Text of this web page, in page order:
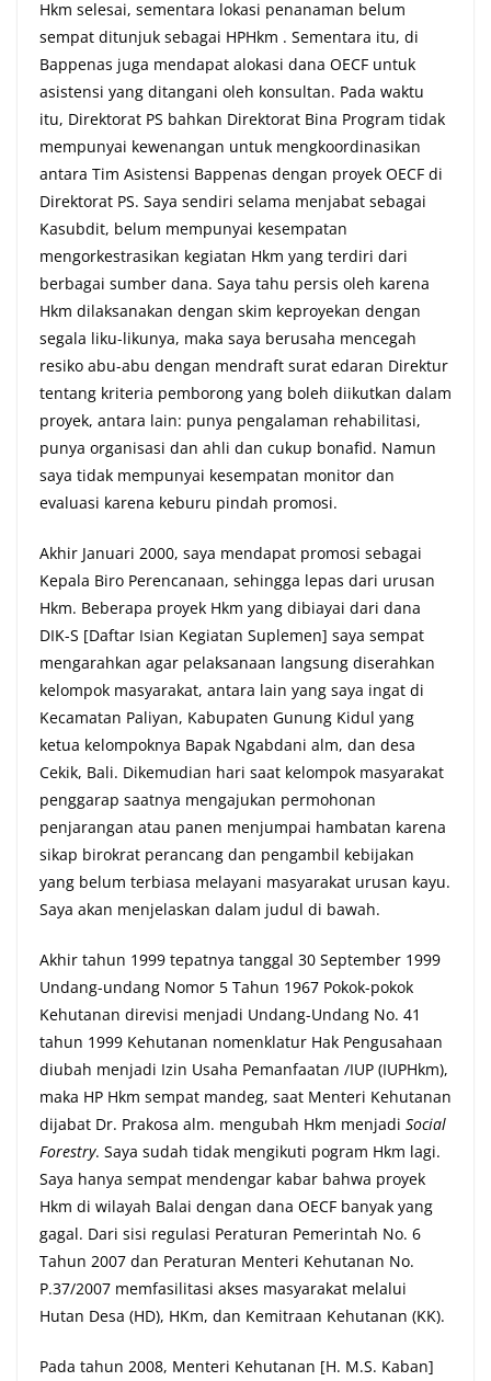
Hkm selesai, sementara lokasi penanaman belum
sempat ditunjuk sebagai HPHkm . Sementara itu, di
Bappenas juga mendapat alokasi dana OECF untuk
asistensi yang ditangani oleh konsultan. Pada waktu
itu, Direktorat PS bahkan Direktorat Bina Program tidak
mempunyai kewenangan untuk mengkoordinasikan
antara Tim Asistensi Bappenas dengan proyek OECF di
Direktorat PS. Saya sendiri selama menjabat sebagai
Kasubdit, belum mempunyai kesempatan
mengorkestrasikan kegiatan Hkm yang terdiri dari
berbagai sumber dana. Saya tahu persis oleh karena
Hkm dilaksanakan dengan skim keproyekan dengan
segala liku-likunya, maka saya berusaha mencegah
resiko abu-abu dengan mendraft surat edaran Direktur
tentang kriteria pemborong yang boleh diikutkan dalam
proyek, antara lain: punya pengalaman rehabilitasi,
punya organisasi dan ahli dan cukup bonafid. Namun
saya tidak mempunyai kesempatan monitor dan
evaluasi karena keburu pindah promosi.
Akhir Januari 2000, saya mendapat promosi sebagai
Kepala Biro Perencanaan, sehingga lepas dari urusan
Hkm. Beberapa proyek Hkm yang dibiayai dari dana
DIK-S [Daftar Isian Kegiatan Suplemen] saya sempat
mengarahkan agar pelaksanaan langsung diserahkan
kelompok masyarakat, antara lain yang saya ingat di
Kecamatan Paliyan, Kabupaten Gunung Kidul yang
ketua kelompoknya Bapak Ngabdani alm, dan desa
Cekik, Bali. Dikemudian hari saat kelompok masyarakat
penggarap saatnya mengajukan permohonan
penjarangan atau panen menjumpai hambatan karena
sikap birokrat perancang dan pengambil kebijakan
yang belum terbiasa melayani masyarakat urusan kayu.
Saya akan menjelaskan dalam judul di bawah.
Akhir tahun 1999 tepatnya tanggal 30 September 1999
Undang-undang Nomor 5 Tahun 1967 Pokok-pokok
Kehutanan direvisi menjadi Undang-Undang No. 41
tahun 1999 Kehutanan nomenklatur Hak Pengusahaan
diubah menjadi Izin Usaha Pemanfaatan /IUP (IUPHkm),
maka HP Hkm sempat mandeg, saat Menteri Kehutanan
dijabat Dr. Prakosa alm. mengubah Hkm menjadi Social
Forestry. Saya sudah tidak mengikuti pogram Hkm lagi.
Saya hanya sempat mendengar kabar bahwa proyek
Hkm di wilayah Balai dengan dana OECF banyak yang
gagal. Dari sisi regulasi Peraturan Pemerintah No. 6
Tahun 2007 dan Peraturan Menteri Kehutanan No.
P.37/2007 memfasilitasi akses masyarakat melalui
Hutan Desa (HD), HKm, dan Kemitraan Kehutanan (KK).
Pada tahun 2008, Menteri Kehutanan [H. M.S. Kaban]